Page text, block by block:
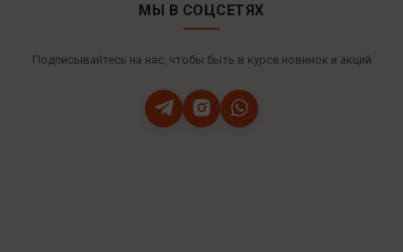
МЫ В СОЦСЕТЯХ
Подписывайтесь на нас, чтобы быть в курсе новинок и акций